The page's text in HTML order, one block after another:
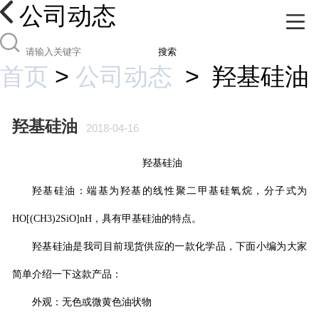
公司动态
搜索
首页 > 公司动态 > 羟基硅油
羟基硅油 2018-04-16
羟基硅油
羟基硅油 ：端基为羟基的线性聚二甲基硅氧烷，分子式为
HO[(CH3)2SiO]nH，具有甲基硅油的特点。
羟基硅油是我司目前现货供应的一款化学品，下面小编为大家
简单介绍一下这款产品：
外观：无色或微黄色油状物